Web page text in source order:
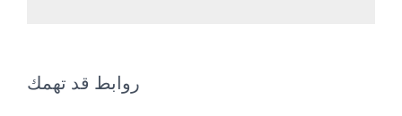
روابط قد تهمك